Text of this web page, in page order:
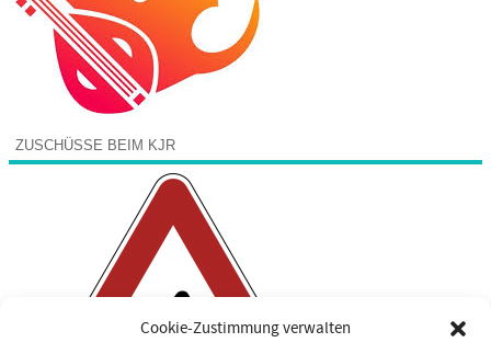
Cookie-Zustimmung verwalten
ZUSCHÜSSE BEIM KJR